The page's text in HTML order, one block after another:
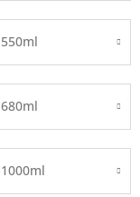
550ml
680ml
1000ml